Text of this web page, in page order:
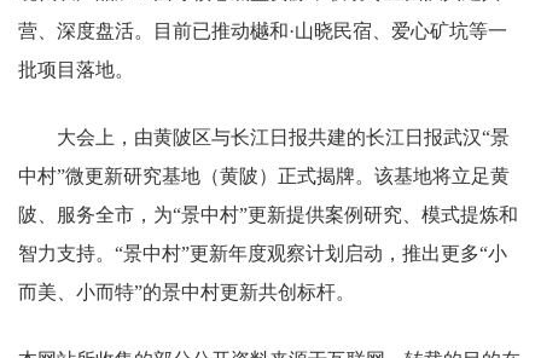
营、深度盘活。目前已推动樾和·山晓民宿、爱心矿坑等一
批项目落地。
大会上，由黄陂区与长江日报共建的长江日报武汉“景
中村”微更新研究基地（黄陂）正式揭牌。该基地将立足黄
陂、服务全市，为“景中村”更新提供案例研究、模式提炼和
智力支持。“景中村”更新年度观察计划启动，推出更多“小
而美、小而特”的景中村更新共创标杆。